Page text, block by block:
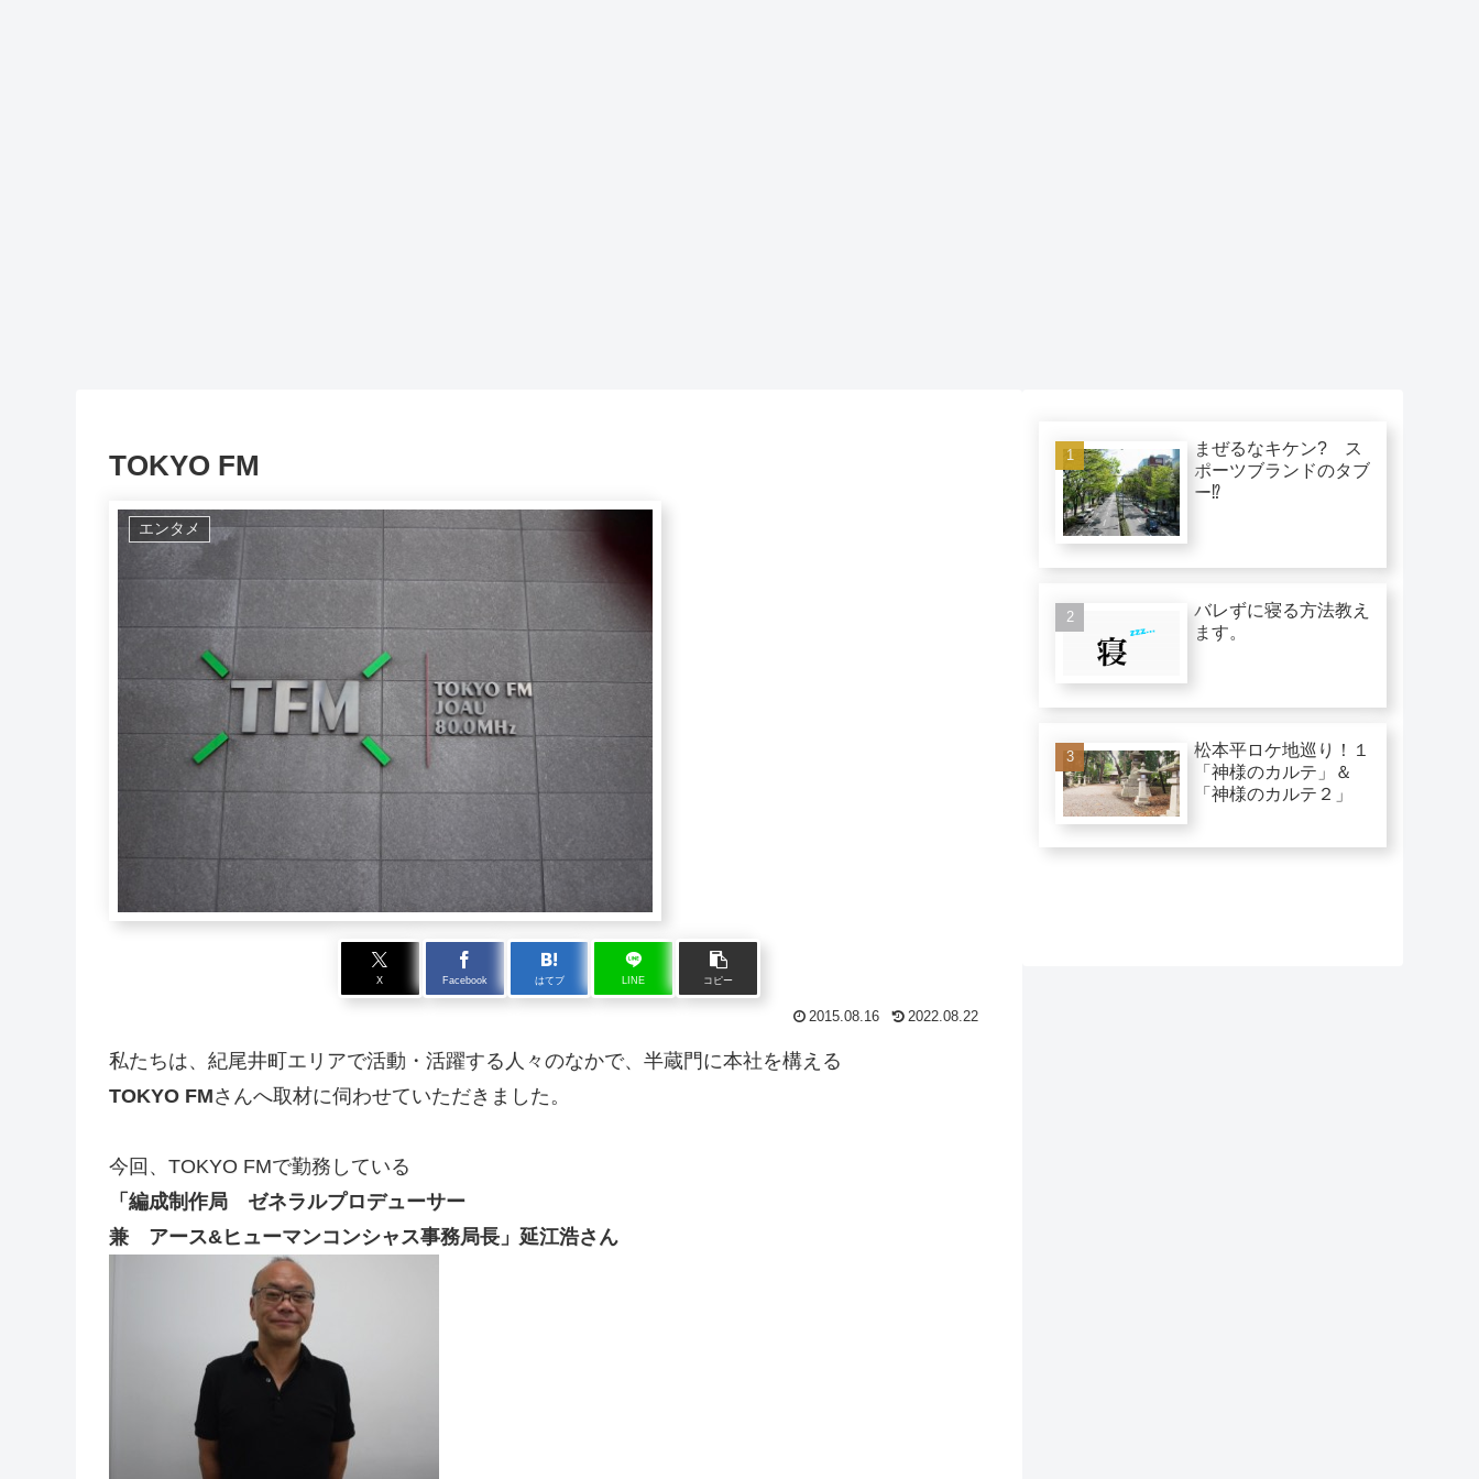
TOKYO FM
エンタメ
X Facebook はてブ LINE コピー
2015.08.16 2022.08.22
私たちは、紀尾井町エリアで活動・活躍する人々のなかで、半蔵門に本社を構える
TOKYO FMさんへ取材に伺わせていただきました。
今回、TOKYO FMで勤務している
「編成制作局 ゼネラルプロデューサー
兼 アース&ヒューマンコンシャス事務局長」延江浩さん
まぜるなキケン? ス
ポーツブランドのタブ
ー⁉︎
バレずに寝る方法教え
ます。
松本平ロケ地巡り！１
「神様のカルテ」＆
「神様のカルテ２」